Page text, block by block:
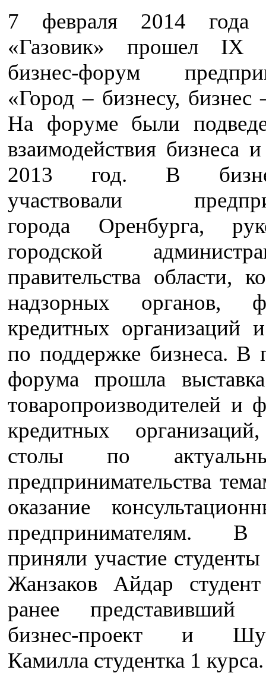
7 февраля 2014
«Газовик» прошел IX
бизнес-форум
«Город – бизнесу, бизнес
На форуме были
взаимодействия бизнеса
2013 год. В
участвовали
города Оренбурга,
городской
правительства области,
надзорных органов,
кредитных организаций
по поддержке бизнеса. В
форума прошла
товаропроизводителей и
кредитных
столы по
предпринимательства
оказание
предпринимателям.
приняли участие
Жанзаков Айдар
ранее представивший
бизнес-проект и
Камилла студентка 1 курса.